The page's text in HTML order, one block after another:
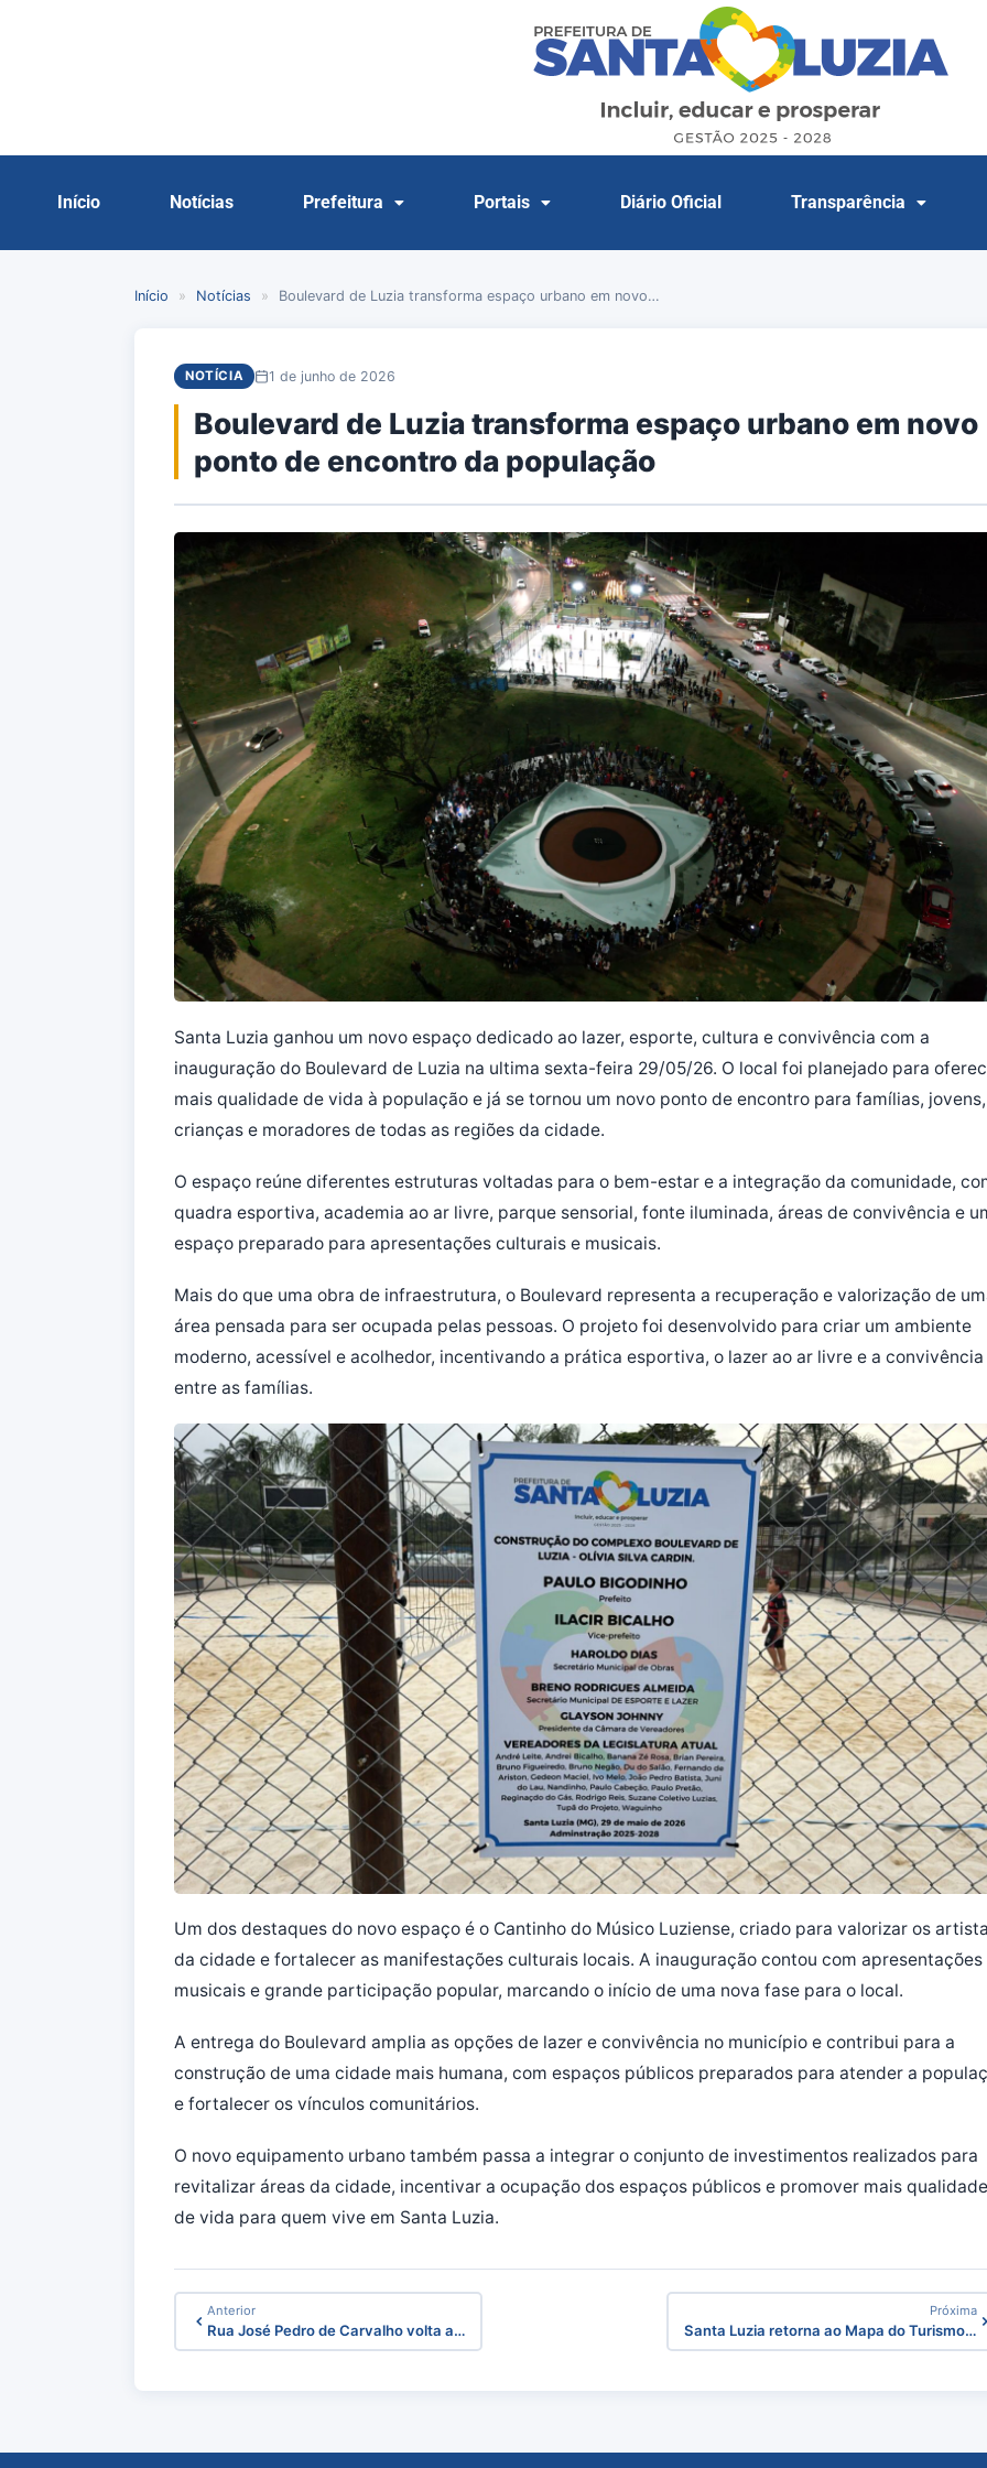
Início Notícias Prefeitura Portais Diário Oficial Transparência
Início » Notícias » Boulevard de Luzia transforma espaço urbano em novo…
NOTÍCIA 1 de junho de 2026
Boulevard de Luzia transforma espaço urbano em novo
ponto de encontro da população
Santa Luzia ganhou um novo espaço dedicado ao lazer, esporte, cultura e convivência com a
inauguração do Boulevard de Luzia na ultima sexta-feira 29/05/26. O local foi planejado para
mais qualidade de vida à população e já se tornou um novo ponto de encontro para famílias, jovens,
crianças e moradores de todas as regiões da cidade.
O espaço reúne diferentes estruturas voltadas para o bem-estar e a integração da comunidade,
quadra esportiva, academia ao ar livre, parque sensorial, fonte iluminada, áreas de convivência e
espaço preparado para apresentações culturais e musicais.
Mais do que uma obra de infraestrutura, o Boulevard representa a recuperação e valorização de
área pensada para ser ocupada pelas pessoas. O projeto foi desenvolvido para criar um ambiente
moderno, acessível e acolhedor, incentivando a prática esportiva, o lazer ao ar livre e a convivência
entre as famílias.
Um dos destaques do novo espaço é o Cantinho do Músico Luziense, criado para valorizar os
da cidade e fortalecer as manifestações culturais locais. A inauguração contou com apresentações
musicais e grande participação popular, marcando o início de uma nova fase para o local.
A entrega do Boulevard amplia as opções de lazer e convivência no município e contribui para a
construção de uma cidade mais humana, com espaços públicos preparados para atender a
e fortalecer os vínculos comunitários.
O novo equipamento urbano também passa a integrar o conjunto de investimentos realizados para
revitalizar áreas da cidade, incentivar a ocupação dos espaços públicos e promover mais qualidade
de vida para quem vive em Santa Luzia.
Anterior
Rua José Pedro de Carvalho volta a…
Próxima
Santa Luzia retorna ao Mapa do Turismo…